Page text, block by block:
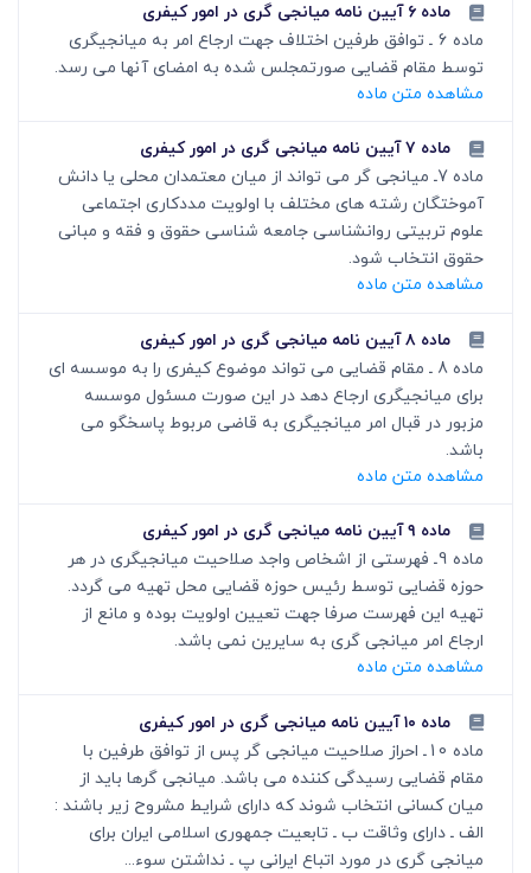
ماده ۶ آیین نامه میانجی گری در امور کیفری
ماده 6 ـ توافق طرفین اختلاف جهت ارجاع امر به میانجی‏گری
توسط مقام قضایی صورتمجلس شده به امضای آنها می رسد.
مشاهده متن ماده
ماده ۷ آیین نامه میانجی گری در امور کیفری
ماده 7ـ میانجی گر می تواند از میان معتمدان محلی یا دانش
آموختگان رشته های مختلف با اولویت مددکاری اجتماعی
علوم تربیتی روانشناسی جامعه ‏شناسی حقوق و فقه و مبانی
حقوق انتخاب شود.
مشاهده متن ماده
ماده ۸ آیین نامه میانجی گری در امور کیفری
ماده 8 ـ مقام قضایی می تواند موضوع کیفری را به موسسه ای
برای میانجی‏گری ارجاع دهد در این صورت مسئول موسسه
مزبور در قبال امر میانجی‏گری به قاضی مربوط پاسخگو می
باشد.
مشاهده متن ماده
ماده ۹ آیین نامه میانجی گری در امور کیفری
ماده 9ـ فهرستی از اشخاص واجد صلاحیت میانجی‏گری در هر
حوزه قضایی توسط رئیس حوزه قضایی محل تهیه می ­گردد.
تهیه این فهرست صرفا جهت تعیین اولویت بوده و مانع از
ارجاع امر میانجی گری به سایرین نمی باشد.
مشاهده متن ماده
ماده ۱۰ آیین نامه میانجی گری در امور کیفری
ماده 10ـ احراز صلاحیت میانجی گر پس از توافق طرفین با
مقام قضایی رسیدگی کننده می باشد. میانجی گرها باید از
میان کسانی انتخاب شوند که دارای شرایط مشروح زیر باشند :
الف ـ دارای وثاقت ب ـ تابعیت جمهوری اسلامی ایران برای
میانجی گری در مورد اتباع ایرانی پ ـ نداشتن سوء...